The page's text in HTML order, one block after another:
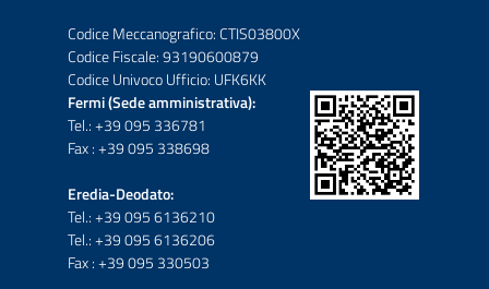
Codice Meccanografico: CTIS03800X
Codice Fiscale: 93190600879
Codice Univoco Ufficio: UFK6KK
Fermi (Sede amministrativa):
Tel.: +39 095 336781
Fax : +39 095 338698
Eredia-Deodato:
Tel.: +39 095 6136210
Tel.: +39 095 6136206
Fax : +39 095 330503